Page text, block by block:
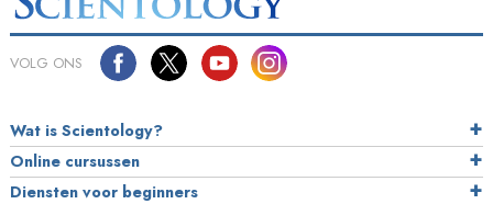
VOLG ONS
Wat is Scientology?
Online cursussen
Diensten voor beginners